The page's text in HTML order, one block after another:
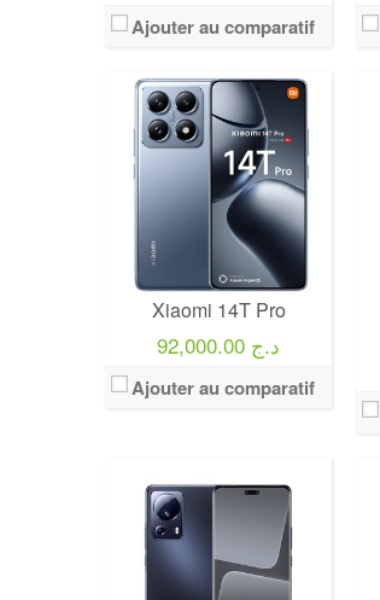
Ajouter au comparatif
Xiaomi 14T Pro
92,000.00 د.ج
Ajouter au comparatif